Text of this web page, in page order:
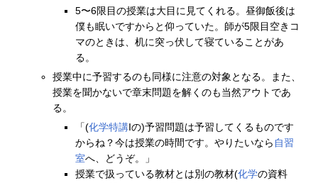
5〜6限目の授業は大目に見てくれる。昼御飯後は
僕も眠いですからと仰っていた。師が5限目空きコ
マのときは、机に突っ伏して寝ていることがあ
る。
授業中に予習するのも同様に注意の対象となる。また、
授業を聞かないで章末問題を解くのも当然アウトであ
る。
「(化学特講Iの)予習問題は予習してくるものです
からね？今は授業の時間です。やりたいなら 自習
室へ、どうぞ。」
授業で扱っている教材とは別の教材(化学の資料